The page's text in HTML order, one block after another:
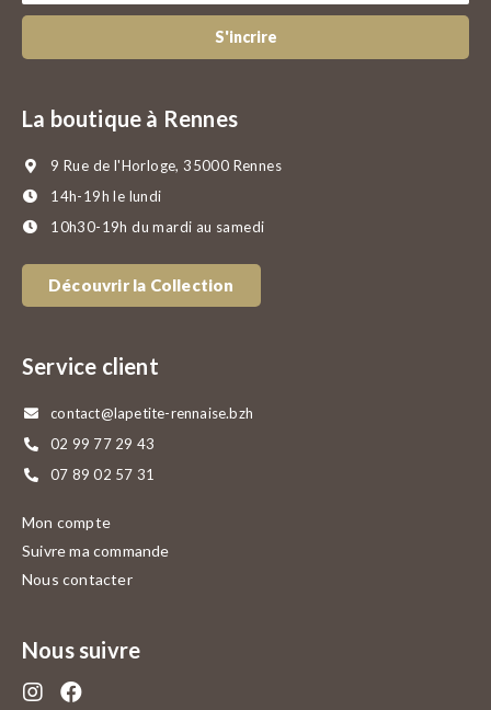
S'incrire
La boutique à Rennes
9 Rue de l'Horloge, 35000 Rennes
14h-19h le lundi
10h30-19h du mardi au samedi
Découvrir la Collection
Service client
contact@lapetite-rennaise.bzh
02 99 77 29 43
07 89 02 57 31
Mon compte
Suivre ma commande
Nous contacter
Nous suivre